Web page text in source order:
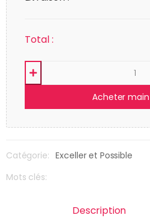
Total :
Acheter
Catégorie: Exceller et Possible
Mots clés:
Description